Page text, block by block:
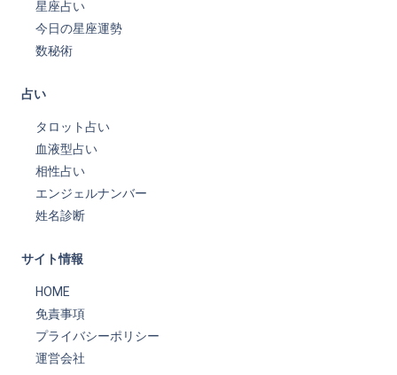
星座占い
今日の星座運勢
数秘術
占い
タロット占い
血液型占い
相性占い
エンジェルナンバー
姓名診断
サイト情報
HOME
免責事項
プライバシーポリシー
運営会社